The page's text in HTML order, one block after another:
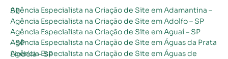
Agência Especialista na Criação de Site em Adamantina – SP
Agência Especialista na Criação de Site em Adolfo – SP
Agência Especialista na Criação de Site em Aguaí – SP
Agência Especialista na Criação de Site em Águas da Prata – SP
Agência Especialista na Criação de Site em Águas de Lindóia – SP